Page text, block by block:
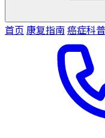
首页 康复指南癌症科普